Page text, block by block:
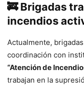
🚒 Brigadas
incendios
Actualmente,
coordinación con
“Atención de
trabajan en la